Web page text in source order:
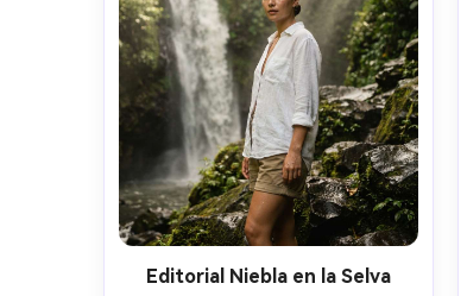
Editorial Niebla en la Selva